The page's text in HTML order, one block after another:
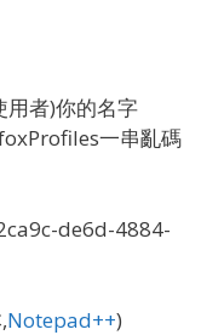
用者)你的名字
一串亂碼
de6d-4884-
Notepad++)